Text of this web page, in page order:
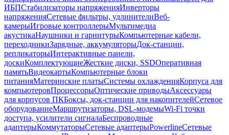
ИБПСтабилизаторы напряженияИнверторы
напряженияСетевые фильтры, удлинителиВеб-
камерыИгровые контроллерыМультимедиа
акустикаНаушники и гарнитурыКомпьютерные кабели,
переходникиЗарядные, аккумуляторыДок-станции,
репликаторыИнтерактивные панели,
доскиКомплектующиеЖесткие диски, SSDОперативная
памятьВидеокартыКомпьютерные блоки
питанияМатеринские платыСистемы охлажденияКорпуса для
компьютеровПроцессорыОптические приводыАксессуары
для корпусов ПКБоксы, док-станции для накопителейСетевое
оборудованиеМаршрутизаторы, DSL-модемыWi-Fi точки
доступа, усилители сигналаБеспроводные
адаптерыКоммутаторыСетевые адаптерыPowerlineСетевые